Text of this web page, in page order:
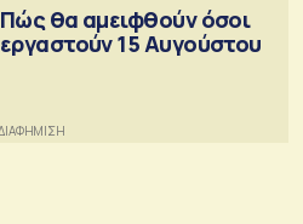
Πώς θα αμειφθούν όσοι
εργαστούν 15 Αυγούστου